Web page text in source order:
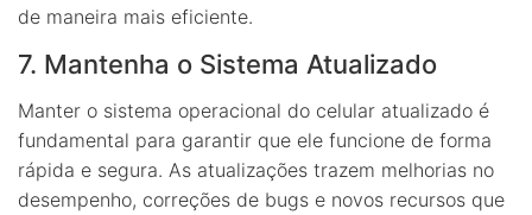
de maneira mais eficiente.
7. Mantenha o Sistema Atualizado
Manter o sistema operacional do celular atualizado é
fundamental para garantir que ele funcione de forma
rápida e segura. As atualizações trazem melhorias no
desempenho, correções de bugs e novos recursos que